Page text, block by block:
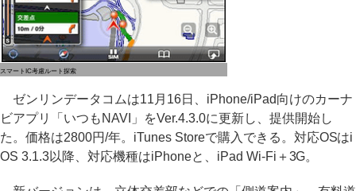
スマートIC考慮ルート探索
ゼンリンデータコムは11月16日、iPhone/iPad向けのカーナ
ビアプリ「いつもNAVI」をVer.4.3.0に更新し、提供開始し
た。価格は2800円/年。iTunes Storeで購入できる。対応OSはi
OS 3.1.3以降、対応機種はiPhoneと、iPad Wi-Fi＋3G。